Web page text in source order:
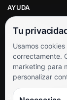
AYUDA
Soporte al cliente
Contacto
Términos y
Preguntas
SÍGUENOS
Tu
Usamos
correctamente.
marketing para
personalizar